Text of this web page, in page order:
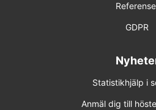
GDPR
Statistikhjälp i
Anmäl dig till